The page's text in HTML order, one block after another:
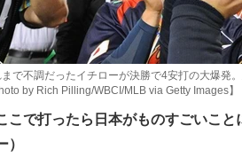
まで不調だったイチローが決勝で4安打の大爆発
by Rich Pilling/WBCI/MLB via Getty Images】
こで打ったら日本がものすごいこ
）